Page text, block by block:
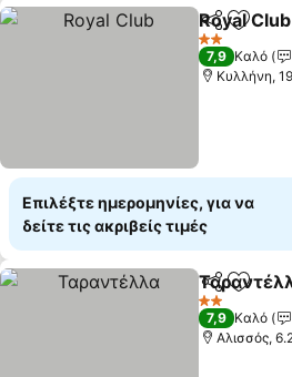
Κοινοποίηση
Royal Club
2 Αστέρια
7,9 Καλό
Κυλλήνη,
Επιλέξτε ημερομηνίες, για να
δείτε τις ακριβείς τιμές
2 Αστέρια
7,9 Καλό
Αλισσός,